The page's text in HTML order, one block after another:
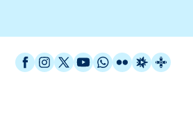
Facebook
Instagram
X / Twitter
YouTube
WhatsApp
FlickrRadio